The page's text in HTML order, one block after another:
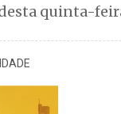
quinta-